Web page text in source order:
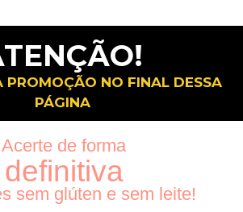
PROMOÇÃO NO FINAL DESSA
PÁGINA
Acerte de forma
definitiva
sem glúten e sem leite!